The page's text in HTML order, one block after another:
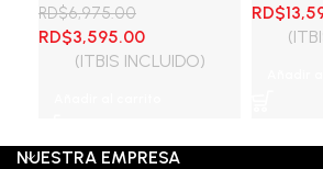
RD$6,975.00
El
precio
RD$3,595.00El
precio
(ITBIS INCLUIDO)
El
precio
RD$
NUESTRA EMPRESA